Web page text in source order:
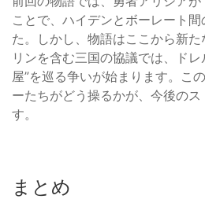
ことで、ハイデンとボーレート
た。しかし、物語はここから新
リンを含む三国の協議では、ド
屋”を巡る争いが始まります。こ
ーたちがどう操るかが、今後の
す。
まとめ